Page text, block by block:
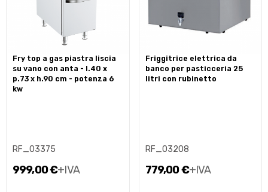
fry top a gas piastra liscia
su vano con anta - l.40 x
p.73 x h.90 cm - potenza 6
kw
RF_03375
999,00 €+IVA
friggitrice elettrica da
banco per pasticceria 25
litri con rubinetto
RF_03208
779,00 €+IVA